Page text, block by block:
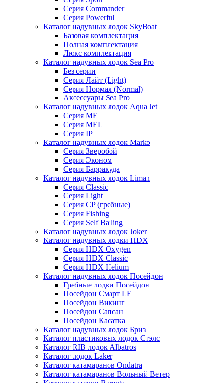
Серия Commander
Серия Powerful
Каталог надувных лодок SkyBoat
Базовая комплектация
Полная комплектация
Люкс комплектация
Каталог надувных лодок Sea Pro
Без серии
Серия Лайт (Light)
Серия Нормал (Normal)
Аксессуары Sea Pro
Каталог надувных лодок Aqua Jet
Серия ME
Серия MEL
Серия IP
Каталог надувных лодок Marko
Серия Зверобой
Серия Эконом
Серия Барракуда
Каталог надувных лодок Liman
Серия Classic
Серия Light
Серия CP (гребные)
Серия Fishing
Серия Self Bailing
Каталог надувных лодок Joker
Каталог надувных лодки HDX
Серия HDX Oxygen
Серия HDX Classic
Серия HDX Helium
Каталог надувных лодок Посейдон
Гребные лодки Посейдон
Посейдон Смарт LE
Посейдон Викинг
Посейдон Сапсан
Посейдон Касатка
Каталог надувных лодок Бриз
Каталог пластиковых лодок Стэлс
Каталог RIB лодок Albatros
Каталог лодок Laker
Каталог катамаранов Ondatra
Каталог катамаранов Вольный Ветер